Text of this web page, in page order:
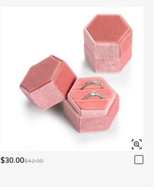
$30.00$42.00